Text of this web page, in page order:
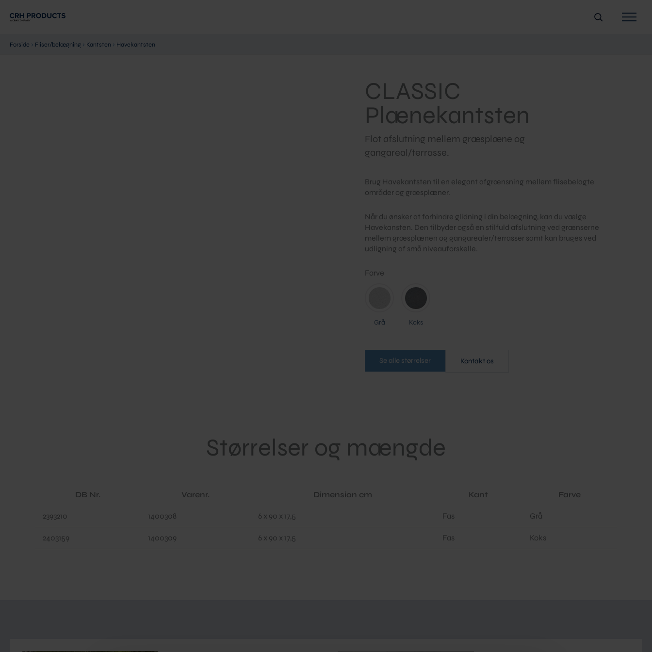
Forside › Fliser/belægning › Kantsten › Havekantsten
CLASSIC
Plænekantsten
Flot afslutning mellem græsplæne og
gangareal/terrasse.
Brug Havekantsten til en elegant afgrænsning mellem flisebelagte
områder og græsplæner.
Når du ønsker at forhindre glidning i din belægning, kan du vælge
Havekansten. Den tilbyder også en stilfuld afslutning ved grænserne
mellem græsplænen og gangarealer/terrasser samt kan bruges ved
udligning af små niveauforskelle.
Farve
Grå Koks
Se alle størrelser Kontakt os
Størrelser og mængde
DB Nr. Varenr. Dimension cm Kant Farve
2393210 1400308 6 x 90 x 17,5 Fas Grå
2403159 1400309 6 x 90 x 17,5 Fas Koks